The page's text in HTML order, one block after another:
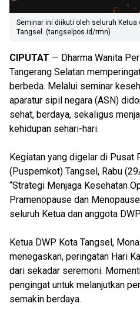
Seminar ini diikuti oleh seluruh Ketua
Tangsel. (tangselpos.id/rmn)
CIPUTAT — Dharma Wanita
Tangerang Selatan
berbeda. Melalui seminar
aparatur sipil negara (ASN)
sehat, berdaya, sekaligus
kehidupan sehari-hari.
Kegiatan yang digelar di Pusat
(Puspemkot) Tangsel, Rabu
“Strategi Menjaga Kesehatan
Pramenopause dan
seluruh Ketua dan anggota
Ketua DWP Kota Tangsel,
menegaskan, peringatan Hari
dari sekadar seremoni.
pengingat untuk melanjutkan
semakin berdaya.